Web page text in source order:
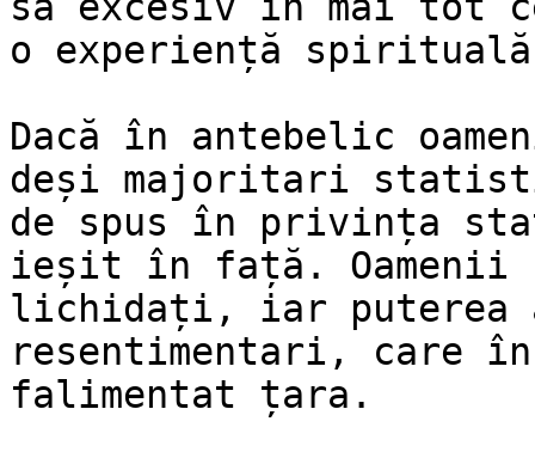
o experiență
Dacă în antebelic
deși majoritari
de spus în privința
ieșit în față.
lichidați, iar puterea
resentimentari, care
falimentat țara.